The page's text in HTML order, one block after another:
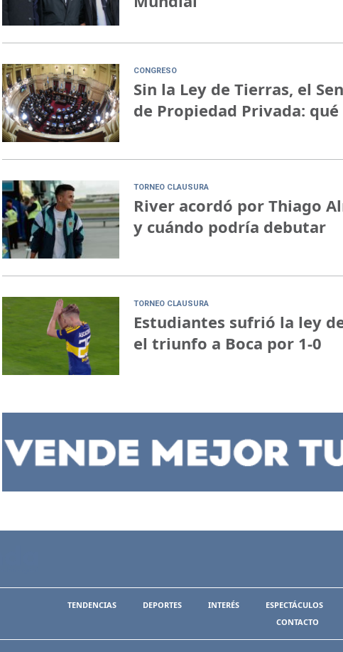
CONGRESO
Sin la Ley de Tierras, el
de Propiedad Privada:
TORNEO CLAUSURA
River acordó por Thiago
y cuándo podría debutar
TORNEO CLAUSURA
Estudiantes sufrió la ley
el triunfo a Boca por 1-0
TENDENCIAS DEPORTES INTERÉS ESPECTÁCULOS
CONTACTO